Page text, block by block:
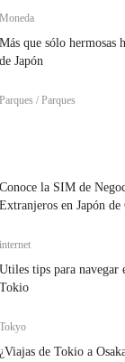
Moneda
Más que sólo hermosas
de Japón
Parques / Parques
Conoce la SIM de
Extranjeros en Japón
internet
Útiles tips para navegar
Tokio
Tokyo
¿Viajas de Tokio a